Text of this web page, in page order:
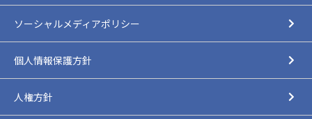
ソーシャルメディアポリシー
個人情報保護方針
人権方針